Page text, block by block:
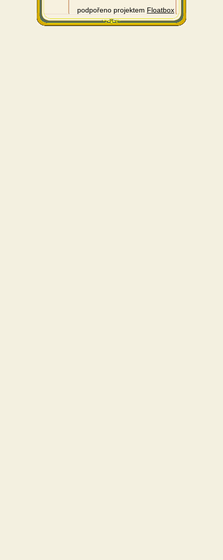
podpořeno projektem Floatbox